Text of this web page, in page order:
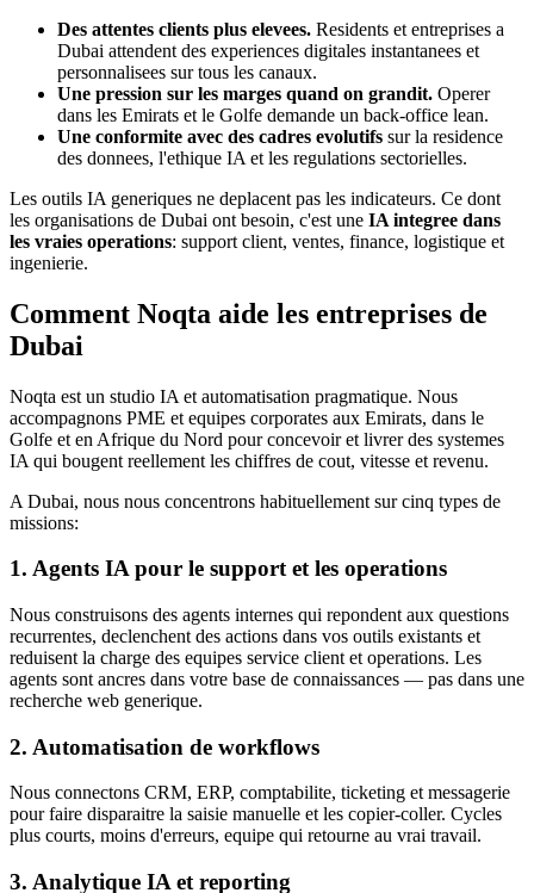
Des attentes clients plus elevees. Residents et entreprises a
Dubai attendent des experiences digitales instantanees et
personnalisees sur tous les canaux.
Une pression sur les marges quand on grandit. Operer
dans les Emirats et le Golfe demande un back-office lean.
Une conformite avec des cadres evolutifs sur la residence
des donnees, l'ethique IA et les regulations sectorielles.
Les outils IA generiques ne deplacent pas les indicateurs. Ce dont
les organisations de Dubai ont besoin, c'est une IA integree dans
les vraies operations: support client, ventes, finance, logistique et
ingenierie.
Comment Noqta aide les entreprises de
Dubai
Noqta est un studio IA et automatisation pragmatique. Nous
accompagnons PME et equipes corporates aux Emirats, dans le
Golfe et en Afrique du Nord pour concevoir et livrer des systemes
IA qui bougent reellement les chiffres de cout, vitesse et revenu.
A Dubai, nous nous concentrons habituellement sur cinq types de
missions:
1. Agents IA pour le support et les operations
Nous construisons des agents internes qui repondent aux questions
recurrentes, declenchent des actions dans vos outils existants et
reduisent la charge des equipes service client et operations. Les
agents sont ancres dans votre base de connaissances — pas dans une
recherche web generique.
2. Automatisation de workflows
Nous connectons CRM, ERP, comptabilite, ticketing et messagerie
pour faire disparaitre la saisie manuelle et les copier-coller. Cycles
plus courts, moins d'erreurs, equipe qui retourne au vrai travail.
3. Analytique IA et reporting